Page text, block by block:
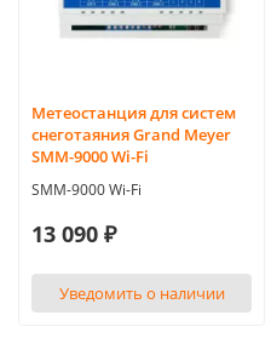
Метеостанция для систем
снеготаяния Grand Meyer
SMM-9000 Wi-Fi
SMM-9000 Wi-Fi
13 090 ₽
Уведомить о наличии